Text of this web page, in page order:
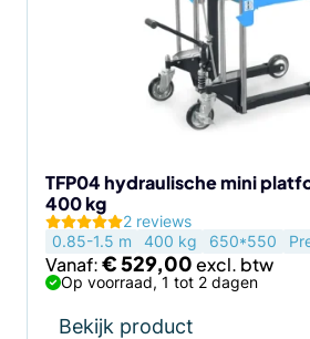
TFP04 hydraulische mini
400 kg
2 reviews
0.85-1.5 m
400 kg 650*550
Vanaf:€529,00
Op voorraad, 1 tot 2 dagen
Bekijk product
de
productpagina